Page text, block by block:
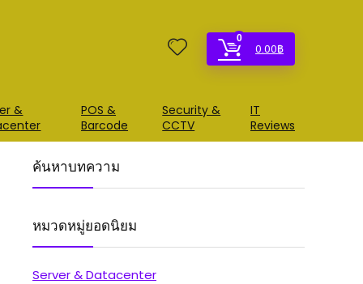
0
0.00฿
&
POS &
Barcode
Security &
CCTV
IT
Reviews
ค้นหาบทความ
หมวดหมู่ยอดนิยม
Server & Datacenter